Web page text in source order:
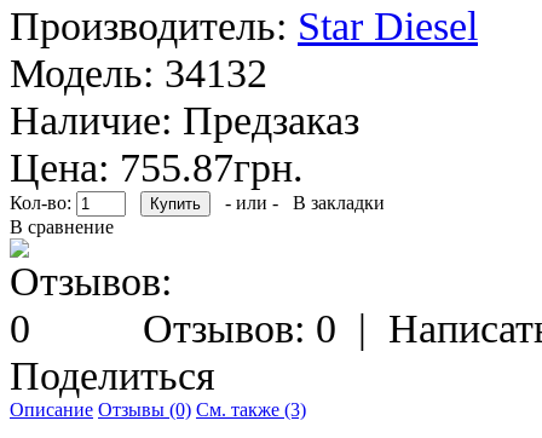
Производитель: Star Diesel
Модель: 34132
Наличие: Предзаказ
Цена: 755.87грн.
Кол-во: - или -
В закладки
В сравнение
Отзывов: 0 |
Поделиться
Описание Отзывы (0) См. также (3)